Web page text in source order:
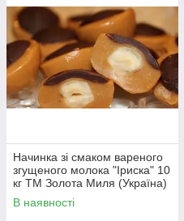
Начинка зі смаком вареного
згущеного молока "Іриска" 10
кг ТМ Золота Миля (Україна)
В наявності